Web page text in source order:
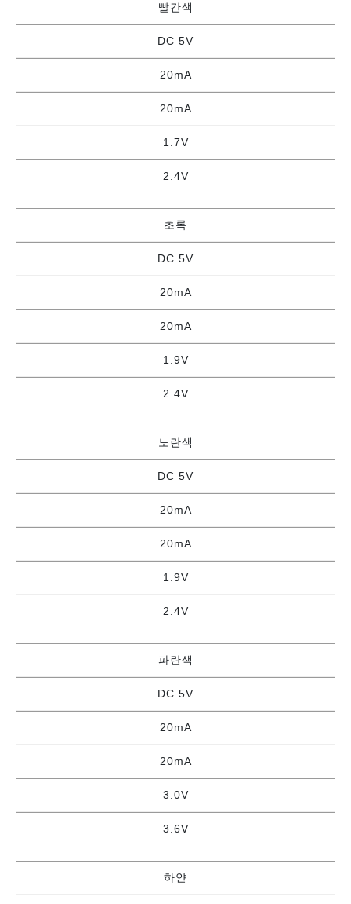
빨간색
DC 5V
20mA
20mA
1.7V
2.4V
초록
DC 5V
20mA
20mA
1.9V
2.4V
노란색
DC 5V
20mA
20mA
1.9V
2.4V
파란색
DC 5V
20mA
20mA
3.0V
3.6V
하얀